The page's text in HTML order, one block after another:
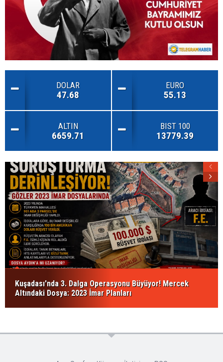
DOLAR
47.68
EURO
55.13
ALTIN
6659.71
BIST 100
13779.39
Kuşadası'nda 3. Dalga Operasyonu Büyüyor! Mercek
Altındaki Dosya: 2023 İmar Planları